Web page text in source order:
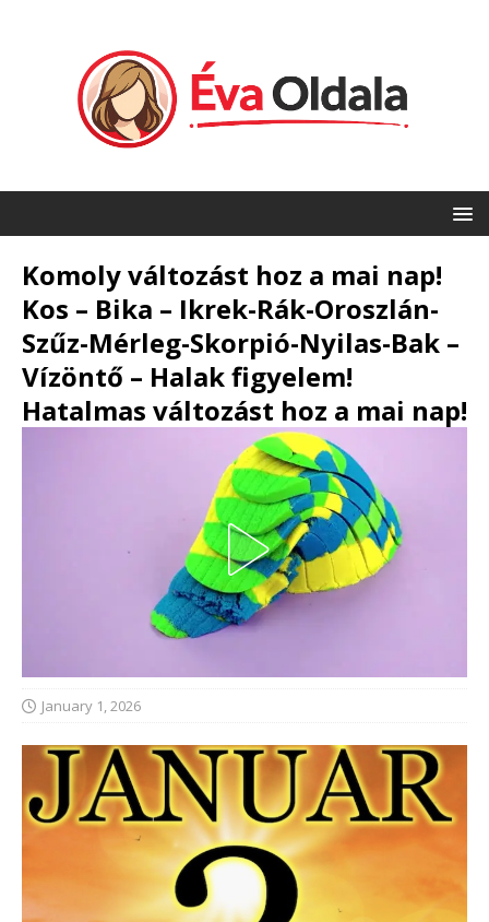
Komoly változást hoz a mai nap!
Kos – Bika – Ikrek-Rák-Oroszlán-
Szűz-Mérleg-Skorpió-Nyilas-Bak –
Vízöntő – Halak figyelem!
Hatalmas változást hoz a mai nap!
January 1, 2026